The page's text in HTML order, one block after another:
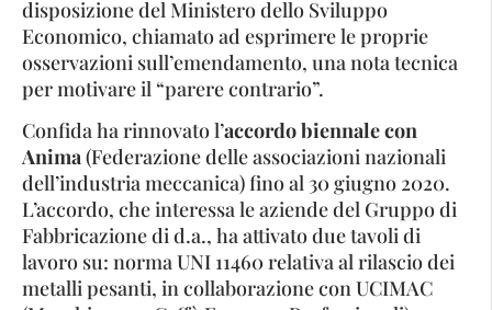
disposizione del Ministero dello Sviluppo
Economico, chiamato ad esprimere le proprie
osservazioni sull’emendamento, una nota tecnica
per motivare il “parere contrario”.
Confida ha rinnovato l’accordo biennale con
Anima(Federazione delle associazioni nazionali
dell’industria meccanica) fino al 30 giugno 2020.
L’accordo, che interessa le aziende del Gruppo di
Fabbricazione di d.a., ha attivato due tavoli di
lavoro su: norma UNI 11460 relativa al rilascio dei
metalli pesanti, in collaborazione con UCIMAC